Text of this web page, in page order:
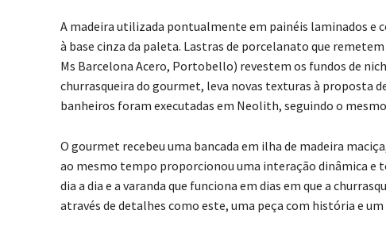
A madeira utilizada pontualmente em painéis laminados e
à base cinza da paleta. Lastras de porcelanato que
Ms Barcelona Acero, Portobello) revestem os fundos de
churrasqueira do gourmet, leva novas texturas à proposta
banheiros foram executadas em Neolith, seguindo o
O gourmet recebeu uma bancada em ilha de madeira
ao mesmo tempo proporcionou uma interação dinâmica e
dia a dia e a varanda que funciona em dias em que a
através de detalhes como este, uma peça com história e